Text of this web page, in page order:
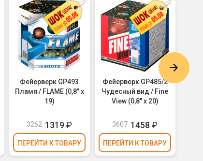
Фейерверк GP493
Пламя / FLAME (0,8" х
19)
3262 1319₽
ПЕРЕЙТИ К ТОВАРУ
Фейерверк GP485/2
Чудесный вид / Fine
View (0,8" х 20)
3607 1458 ₽
ПЕРЕЙТИ К ТОВАРУ